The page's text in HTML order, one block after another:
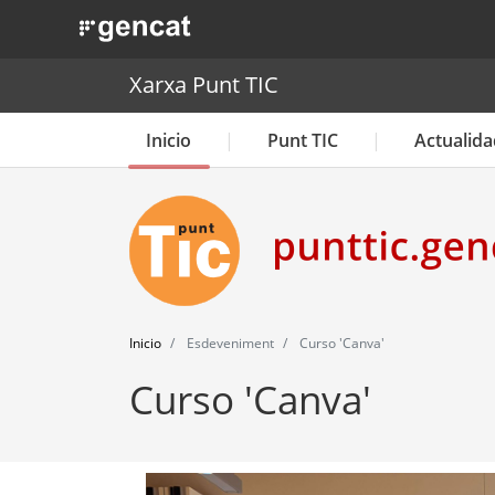
. Obre en una nova finestra.
Xarxa Punt TIC
Inicio Punt TIC
Inicio Esdeveniment Curso 'Canva'
Curso 'Canva'